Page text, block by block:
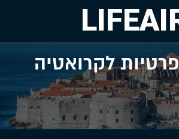
לקרואטיה